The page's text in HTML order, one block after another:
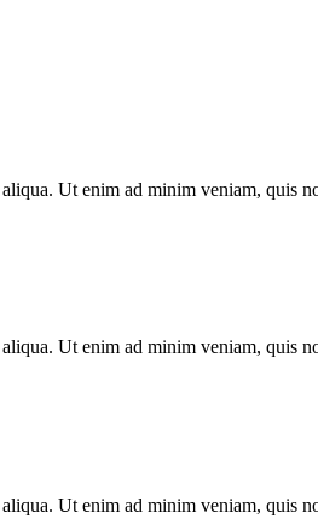
Ut enim ad minim veniam, quis
Ut enim ad minim veniam, quis
Ut enim ad minim veniam, quis